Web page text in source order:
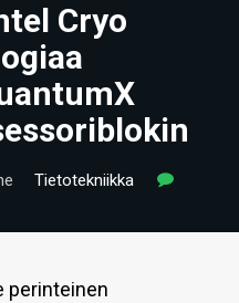
Cryo
Tietotekniikka
perinteinen